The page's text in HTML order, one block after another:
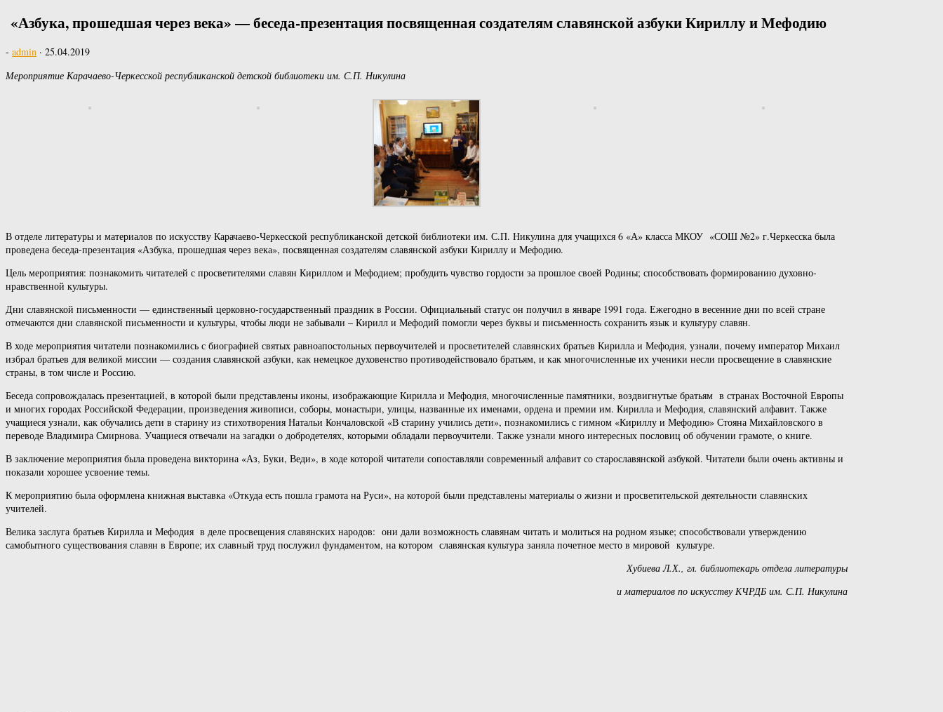
«Азбука, прошедшая через века» — беседа-презентация посвященная создателям славянской азбуки Кириллу и Мефодию
- admin · 25.04.2019
Мероприятие Карачаево-Черкесской республиканской детской библиотеки им. С.П. Никулина
В отделе литературы и материалов по искусству Карачаево-Черкесской республиканской детской библиотеки им. С.П. Никулина для учащихся 6 «А» класса МКОУ «СОШ №2» г.Черкесска была
проведена беседа-презентация «Азбука, прошедшая через века», посвященная создателям славянской азбуки Кириллу и Мефодию.
Цель мероприятия: познакомить читателей с просветителями славян Кириллом и Мефодием; пробудить чувство гордости за прошлое своей Родины; способствовать формированию духовно-
нравственной культуры.
Дни славянской письменности — единственный церковно-государственный праздник в России. Официальный статус он получил в январе 1991 года. Ежегодно в весенние дни по всей стране
отмечаются дни славянской письменности и культуры, чтобы люди не забывали – Кирилл и Мефодий помогли через буквы и письменность сохранить язык и культуру славян.
В ходе мероприятия читатели познакомились с биографией святых равноапостольных первоучителей и просветителей славянских братьев Кирилла и Мефодия, узнали, почему император Михаил
избрал братьев для великой миссии — создания славянской азбуки, как немецкое духовенство противодействовало братьям, и как многочисленные их ученики несли просвещение в славянские
страны, в том числе и Россию.
Беседа сопровождалась презентацией, в которой были представлены иконы, изображающие Кирилла и Мефодия, многочисленные памятники, воздвигнутые братьям в странах Восточной Европы
и многих городах Российской Федерации, произведения живописи, соборы, монастыри, улицы, названные их именами, ордена и премии им. Кирилла и Мефодия, славянский алфавит. Также
учащиеся узнали, как обучались дети в старину из стихотворения Натальи Кончаловской «В старину учились дети», познакомились с гимном «Кириллу и Мефодию» Стояна Михайловского в
переводе Владимира Смирнова. Учащиеся отвечали на загадки о добродетелях, которыми обладали первоучители. Также узнали много интересных пословиц об обучении грамоте, о книге.
В заключение мероприятия была проведена викторина «Аз, Буки, Веди», в ходе которой читатели сопоставляли современный алфавит со старославянской азбукой. Читатели были очень активны и
показали хорошее усвоение темы.
К мероприятию была оформлена книжная выставка «Откуда есть пошла грамота на Руси», на которой были представлены материалы о жизни и просветительской деятельности славянских
учителей.
Велика заслуга братьев Кирилла и Мефодия в деле просвещения славянских народов: они дали возможность славянам читать и молиться на родном языке; способствовали утверждению
самобытного существования славян в Европе; их славный труд послужил фундаментом, на котором славянская культура заняла почетное место в мировой культуре.
Хубиева Л.Х., гл. библиотекарь отдела литературы
и материалов по искусству КЧРДБ им. С.П. Никулина